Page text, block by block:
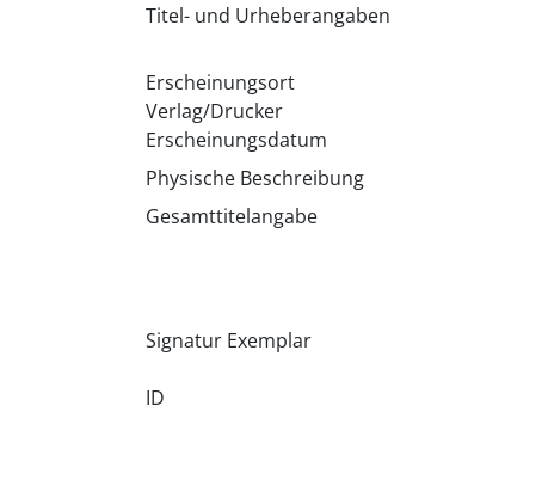
Titel- und Urheberangaben
Erscheinungsort
Verlag/Drucker
Erscheinungsdatum
Physische Beschreibung
Gesamttitelangabe
Signatur Exemplar
ID